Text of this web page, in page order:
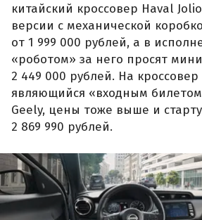
китайский кроссовер Haval
версии с механической
от 1 999 000 рублей, а в
«роботом» за него просят
2 449 000 рублей. На кроссовер
являющийся «входным
Geely, цены тоже выше и
2 869 990 рублей.